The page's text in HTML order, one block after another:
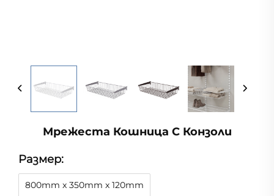
Мрежеста Кошница С Конзоли
Размер:
800mm x 350mm x 120mm